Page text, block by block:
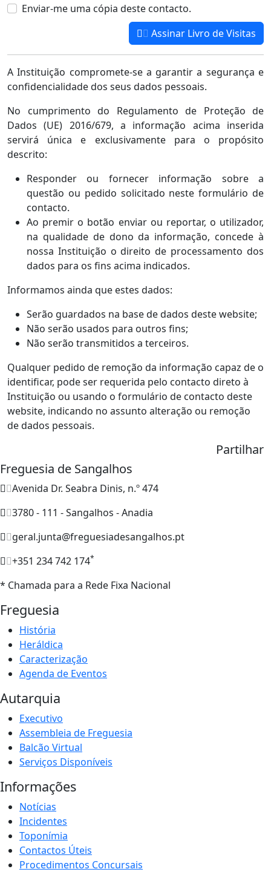
Enviar-me uma cópia deste contacto.
Assinar Livro de Visitas
A Instituição compromete-se a garantir a segurança e
confidencialidade dos seus dados pessoais.
No cumprimento do Regulamento de Proteção de
Dados (UE) 2016/679, a informação acima inserida
servirá única e exclusivamente para o propósito
descrito:
Responder ou fornecer informação sobre a
questão ou pedido solicitado neste formulário de
contacto.
Ao premir o botão enviar ou reportar, o utilizador,
na qualidade de dono da informação, concede à
nossa Instituição o direito de processamento dos
dados para os fins acima indicados.
Informamos ainda que estes dados:
Serão guardados na base de dados deste website;
Não serão usados para outros fins;
Não serão transmitidos a terceiros.
Qualquer pedido de remoção da informação capaz de o
identificar, pode ser requerida pelo contacto direto à
Instituição ou usando o formulário de contacto deste
website, indicando no assunto alteração ou remoção
de dados pessoais.
Partilhar
Freguesia de Sangalhos
Avenida Dr. Seabra Dinis, n.º 474
3780 - 111 - Sangalhos - Anadia
geral.junta@freguesiadesangalhos.pt
+351 234 742 174*
* Chamada para a Rede Fixa Nacional
Freguesia
História
Heráldica
Caracterização
Agenda de Eventos
Autarquia
Executivo
Assembleia de Freguesia
Balcão Virtual
Serviços Disponíveis
Informações
Notícias
Incidentes
Toponímia
Contactos Úteis
Procedimentos Concursais